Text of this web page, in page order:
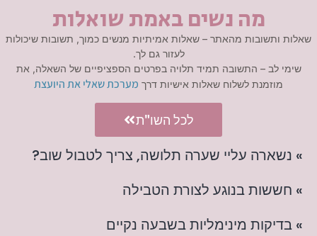
» נשארה עליי שערה תלושה, צריך לטבול שוב?
» חששות בנוגע לצורת הטבילה
» בדיקות מינימליות בשבעה נקיים
מה נשים באמת שואלות
שאלות ותשובות מהאתר – שאלות אמיתיות מנשים כמוך, תשובות שיכולות
לעזור גם לך.
שימי לב – התשובה תמיד תלויה בפרטים הספציפיים של השאלה, את
מוזמנת לשלוח שאלות אישיות דרך מערכת שאלי את היועצת
לכל השו"ת